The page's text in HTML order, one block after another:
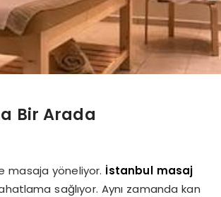
Bir Arada
masaja yöneliyor. İstanbul masaj
sağlıyor. Aynı zamanda kan